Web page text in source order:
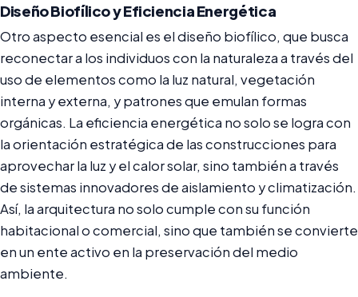
Diseño Biofílico y Eficiencia Energética
Otro aspecto esencial es el diseño biofílico, que busca
reconectar a los individuos con la naturaleza a través del
uso de elementos como la luz natural, vegetación
interna y externa, y patrones que emulan formas
orgánicas. La eficiencia energética no solo se logra con
la orientación estratégica de las construcciones para
aprovechar la luz y el calor solar, sino también a través
de sistemas innovadores de aislamiento y climatización.
Así, la arquitectura no solo cumple con su función
habitacional o comercial, sino que también se convierte
en un ente activo en la preservación del medio
ambiente.